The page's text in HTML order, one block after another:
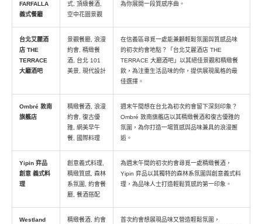
FARFALLA
義式餐廳
式, 頂級餐酒,
空中花園景觀
為你展開一段質感序曲。
台北艾麗酒
店 THE
TERRACE
大廳酒吧
景觀餐廳, 浪漫
約會, 精緻餐
酒, 台北 101
美景, 現代設計
在信義區尋覓一處能兼顧輕鬆氛圍與質感品味
的初次約會地點？「台北艾麗酒店 THE
TERRACE 大廳酒吧」以其絕佳景觀和精緻餐
飲，為注重生活品味的你，提供展現風格的最
佳選擇。
Ombré 敦南
旗艦店
精緻餐酒, 浪漫
約會, 復古優
雅, 網美早午
餐, 國際料理
週末午間想在台北為初次約會留下深刻印象？
Ombré 敦南旗艦店以其精緻餐酒和復古優雅的
氛圍，為你打造一場質感與品味兼具的浪漫邂
逅。
Yipin 弈品
創意 義式料
理
創意義式料理,
精緻質感, 森林
系氛圍, 約會餐
廳, 餐酒搭配
為週末午間的初次約會尋覓一處精緻餐酒，
Yipin 弈品以其獨特的森林系氛圍與創意義式料
理，為品味人士打造輕鬆質感的第一印象。
Westland
精緻餐酒, 約會
首次約會想展現品味又營造輕鬆氛圍，